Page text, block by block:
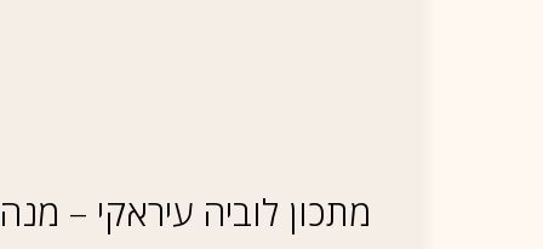
מתכון לוביה עיראקי –